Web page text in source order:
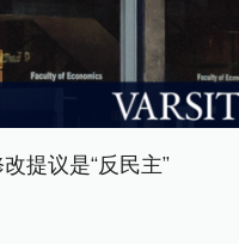
提议是“反民主”